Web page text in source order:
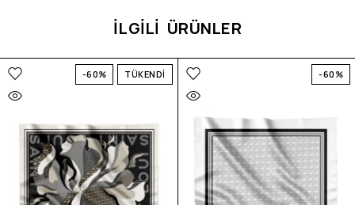
İLGİLİ ÜRÜNLER
-60% TÜKENDİ -60%